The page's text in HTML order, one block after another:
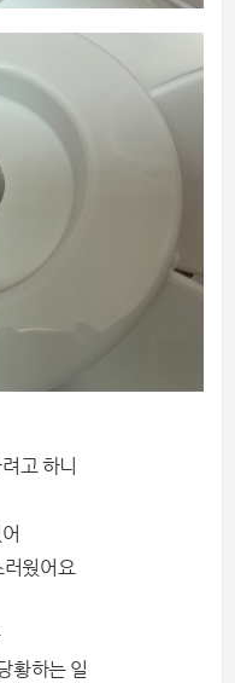
고 하니
러웠어요
황하는 일